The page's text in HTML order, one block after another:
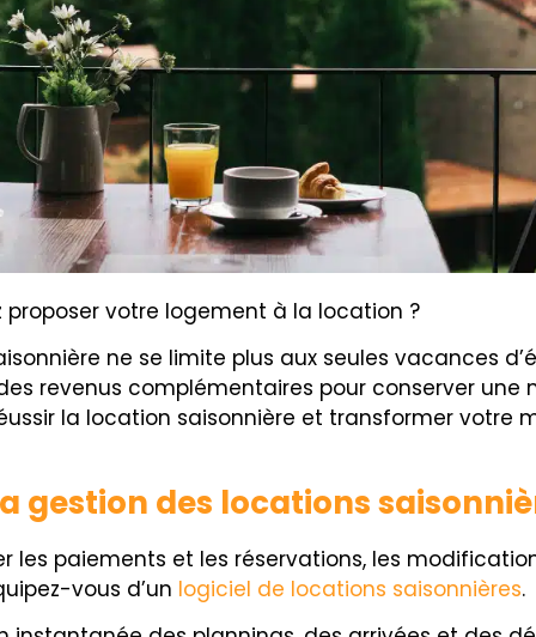
votre logement à la location ?
ne se limite plus aux seules vacances
revenus complémentaires pour conserver
la location saisonnière et transformer votre
gestion des locations
les paiements et les réservations, les
vous d’un logiciel de locations saisonnières.